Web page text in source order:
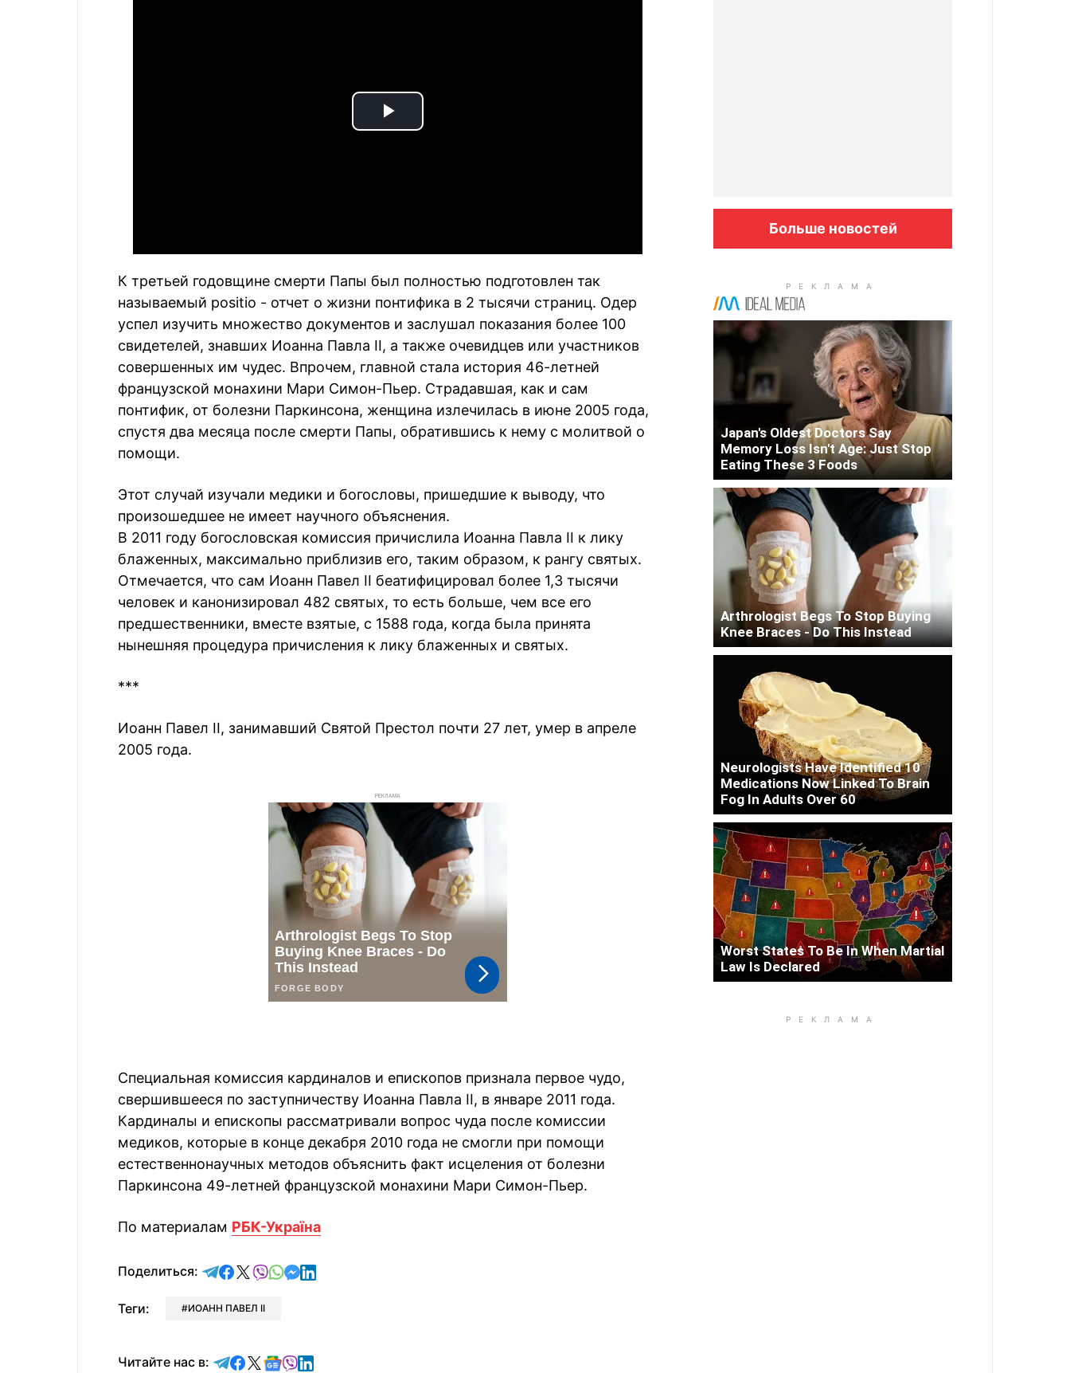
Play
К третьей годовщине смерти Папы был полностью подготовлен так
называемый рositio - отчет о жизни понтифика в 2 тысячи страниц. Одер
успел изучить множество документов и заслушал показания более 100
свидетелей, знавших Иоанна Павла II, а также очевидцев или участников
совершенных им чудес. Впрочем, главной стала история 46-летней
французской монахини Мари Симон-Пьер. Страдавшая, как и сам
понтифик, от болезни Паркинсона, женщина излечилась в июне 2005 года,
спустя два месяца после смерти Папы, обратившись к нему с молитвой о
помощи.
Этот случай изучали медики и богословы, пришедшие к выводу, что
произошедшее не имеет научного объяснения.
В 2011 году богословская комиссия причислила Иоанна Павла II к лику
блаженных, максимально приблизив его, таким образом, к рангу святых.
Отмечается, что сам Иоанн Павел II беатифицировал более 1,3 тысячи
человек и канонизировал 482 святых, то есть больше, чем все его
предшественники, вместе взятые, с 1588 года, когда была принята
нынешняя процедура причисления к лику блаженных и святых.
***
Иоанн Павел II, занимавший Святой Престол почти 27 лет, умер в апреле
2005 года.
РЕКЛАМА
Специальная комиссия кардиналов и епископов признала первое чудо,
свершившееся по заступничеству Иоанна Павла II, в январе 2011 года.
Кардиналы и епископы рассматривали вопрос чуда после комиссии
медиков, которые в конце декабря 2010 года не смогли при помощи
естественнонаучных методов объяснить факт исцеления от болезни
Паркинсона 49-летней французской монахини Мари Симон-Пьер.
По материалам РБК-Україна
Поделиться: отправить в Telegram
поделиться в Facebook
поделиться в X
отправить в Viber
отправить в Whatsapp
отправить в Messenger
отправить в LinkedIn
Теги: ИОАНН ПАВЕЛ II
Читайте нас в: Читайте в Telegram
Читайте в Facebook
Читайте в X
Читайте в Google news
Читайте в Viber
Читайте в LinkedIn
Больше новостей